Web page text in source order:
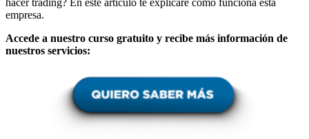
empresa.
Accede a nuestro curso gratuito y recibe más información de
nuestros servicios: